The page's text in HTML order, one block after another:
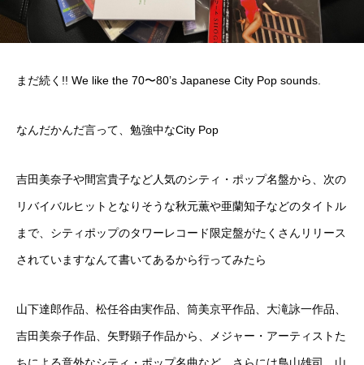
まだ続く!! We like the 70〜80’s Japanese City Pop sounds.
なんだかんだ言って、勉強中なCity Pop
吉田美奈子や間宮貴子など人気のシティ・ポップ名盤から、次の
リバイバルヒットとなりそうな秋元薫や亜蘭知子などのタイトル
まで、シティポップのタワーレコード限定盤がたくさんリリース
されていますなんて書いてあるから行ってみたら
山下達郎作品、松任谷由実作品、筒美京平作品、大滝詠一作品、
吉田美奈子作品、矢野顕子作品から、メジャー・アーティストた